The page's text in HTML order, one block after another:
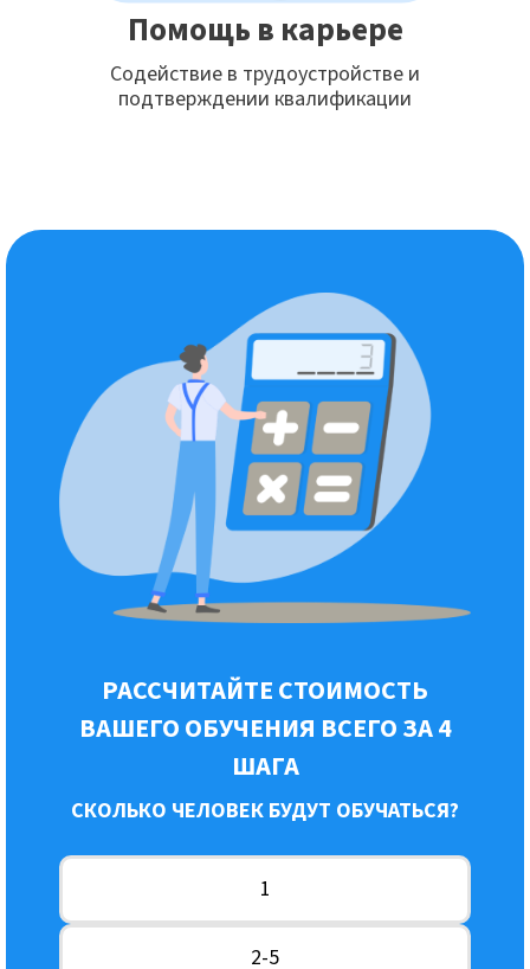
Помощь в карьере
Содействие в трудоустройстве и
подтверждении квалификации
РАССЧИТАЙТЕ СТОИМОСТЬ
ВАШЕГО ОБУЧЕНИЯ ВСЕГО ЗА 4
ШАГА
СКОЛЬКО ЧЕЛОВЕК БУДУТ ОБУЧАТЬСЯ?
1
2-5